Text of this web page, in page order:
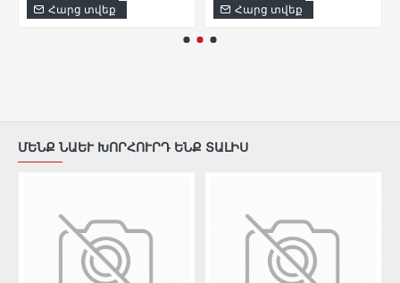
Հարց տվեք
Հարց տվեք
ՄԵՆՔ ՆԱԵՒ ԽՈՐՀՈՒՐԴ ԵՆՔ ՏԱԼԻՍ